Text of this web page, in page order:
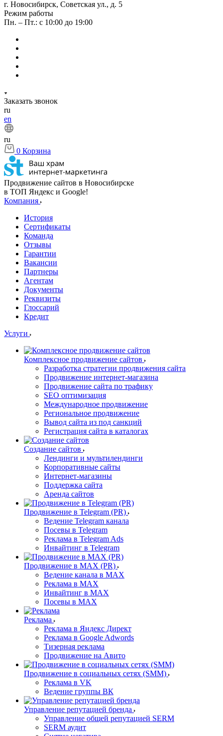
г. Новосибирск, Советская ул., д. 5
Режим работы
Пн. – Пт.: с 10:00 до 19:00
Заказать звонок
ru
en
ru
0 Корзина
Продвижение сайтов в Новосибирске
в ТОП Яндекс и Google!
Компания
История
Сертификаты
Команда
Отзывы
Гарантии
Вакансии
Партнеры
Агентам
Документы
Реквизиты
Глоссарий
Кредит
Услуги
Комплексное продвижение сайтов
Разработка стратегии продвижения сайта
Продвижение интернет-магазина
Продвижение сайта по трафику
SEO оптимизация
Международное продвижение
Региональное продвижение
Вывод сайта из под санкций
Регистрация сайта в каталогах
Создание сайтов
Лендинги и мультилендинги
Корпоративные сайты
Интернет-магазины
Поддержка сайта
Аренда сайтов
Продвижение в Telegram (PR)
Ведение Telegram канала
Посевы в Telegram
Реклама в Telegram Ads
Инвайтинг в Telegram
Продвижение в MAX (PR)
Ведение канала в MAX
Реклама в MAX
Инвайтинг в MAX
Посевы в MAX
Реклама
Реклама в Яндекс Директ
Реклама в Google Adwords
Тизерная реклама
Продвижение на Авито
Продвижение в социальных сетях (SMM)
Реклама в VK
Ведение группы ВК
Управление репутацией бренда
Управление общей репутацией SERM
SERM аудит